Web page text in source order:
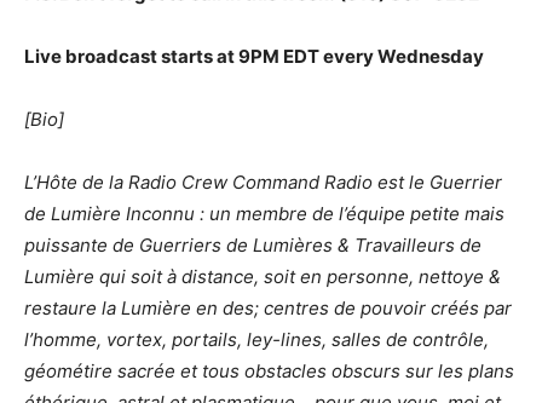
Live broadcast starts at 9PM EDT every Wednesday
[Bio]
L’Hôte de la Radio Crew Command Radio est le Guerrier
de Lumière Inconnu : un membre de l’équipe petite mais
puissante de Guerriers de Lumières & Travailleurs de
Lumière qui soit à distance, soit en personne, nettoye &
restaure la Lumière en des; centres de pouvoir créés par
l’homme, vortex, portails, ley-lines, salles de contrôle,
géométire sacrée et tous obstacles obscurs sur les plans